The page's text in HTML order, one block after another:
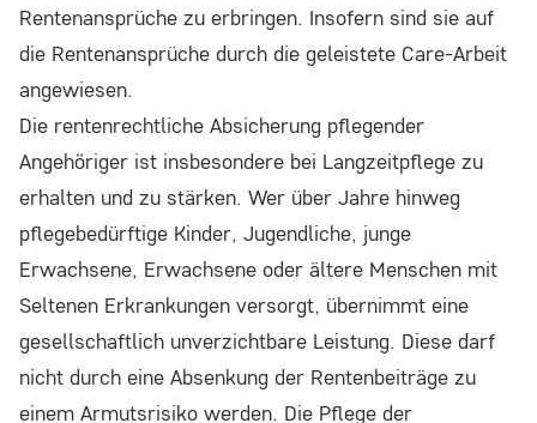
Rentenansprüche zu erbringen. Insofern sind sie auf
die Rentenansprüche durch die geleistete Care-Arbeit
angewiesen.
Die rentenrechtliche Absicherung pflegender
Angehöriger ist insbesondere bei Langzeitpflege zu
erhalten und zu stärken. Wer über Jahre hinweg
pflegebedürftige Kinder, Jugendliche, junge
Erwachsene, Erwachsene oder ältere Menschen mit
Seltenen Erkrankungen versorgt, übernimmt eine
gesellschaftlich unverzichtbare Leistung. Diese darf
nicht durch eine Absenkung der Rentenbeiträge zu
einem Armutsrisiko werden. Die Pflege der